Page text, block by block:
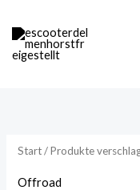
Inhalt
springen
i
n
e
i
Start/ Produkte
Offroad